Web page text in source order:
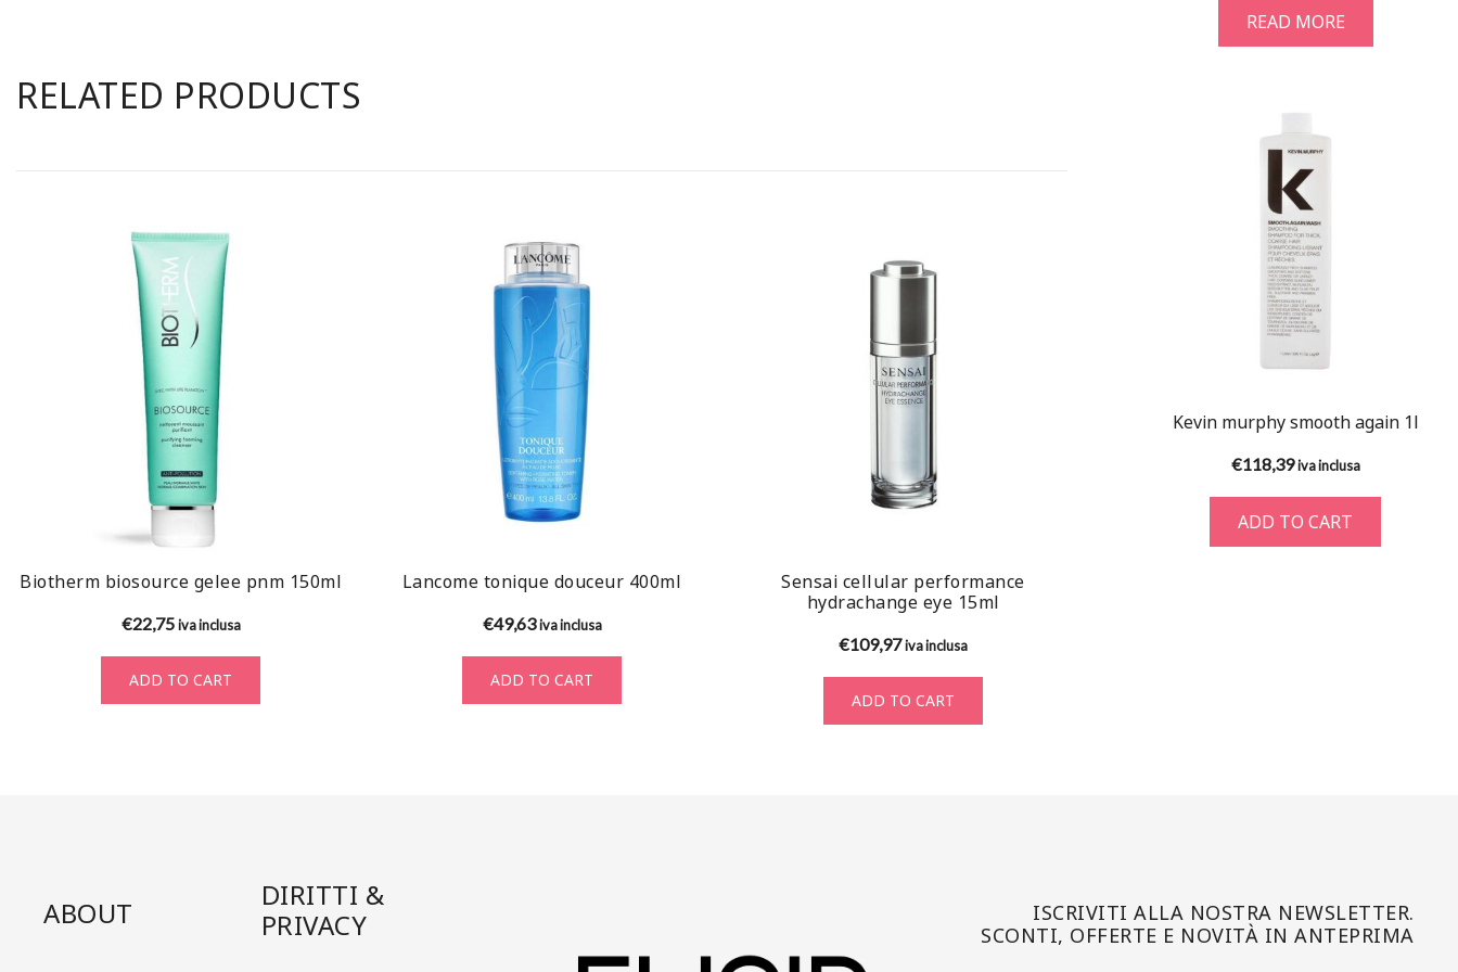
RELATED PRODUCTS
Biotherm biosource gelee pnm 150ml
€22,75 iva inclusa
ADD TO CART
Lancome tonique douceur 400ml
€49,63 iva inclusa
ADD TO CART
Sensai cellular performance
hydrachange eye 15ml
€109,97iva inclusa
ADD TO CART
READ MORE
Kevin murphy smooth again 1l
€118,39 iva inclusa
ADD TO CART
ABOUT
DIRITTI &
PRIVACY
ISCRIVITI ALLA NOSTRA NEWSLETTER.
SCONTI, OFFERTE E NOVITÀ IN ANTEPRIMA